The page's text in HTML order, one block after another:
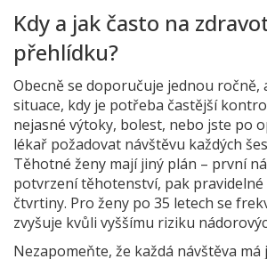
Kdy a jak často na
přehlídku?
Obecně se doporučuje jednou ročně,
situace, kdy je potřeba častější
nejasné výtoky, bolest, nebo jste po
lékař požadovat návštěvu každých
Těhotné ženy mají jiný plán – první
potvrzení těhotenství, pak
čtvrtiny. Pro ženy po 35 letech se
zvyšuje kvůli vyššímu riziku
Nezapomeňte, že každá návštěva má